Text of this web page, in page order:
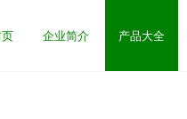
企业简介 产品大全